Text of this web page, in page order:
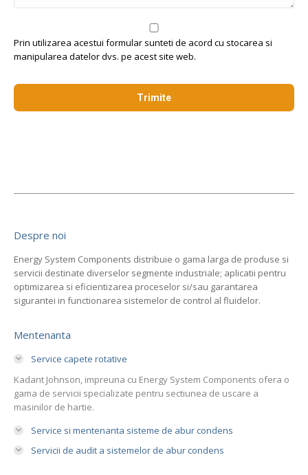
Prin utilizarea acestui formular sunteti de acord cu stocarea si
manipularea datelor dvs. pe acest site web.
Despre noi
Energy System Components distribuie o gama larga de produse si
servicii destinate diverselor segmente industriale; aplicatii pentru
optimizarea si eficientizarea proceselor si/sau garantarea
sigurantei in functionarea sistemelor de control al fluidelor.
Mentenanta
Service capete rotative
Kadant Johnson, impreuna cu Energy System Components ofera o
gama de servicii specializate pentru sectiunea de uscare a
masinilor de hartie.
Service si mentenanta sisteme de abur condens
Servicii de audit a sistemelor de abur condens